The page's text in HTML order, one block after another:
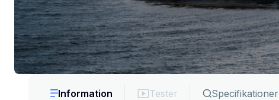
Information Tester Specifikationer